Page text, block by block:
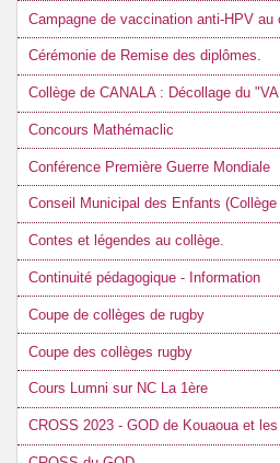
Campagne de vaccination anti-HPV au
Cérémonie de Remise des diplômes.
Collège de CANALA : Décollage du
Concours Mathémaclic
Conférence Première Guerre Mondiale
Conseil Municipal des Enfants
Contes et légendes au collège.
Continuité pédagogique - Information
Coupe de collèges de rugby
Coupe des collèges rugby
Cours Lumni sur NC La 1ère
CROSS 2023 - GOD de Kouaoua et